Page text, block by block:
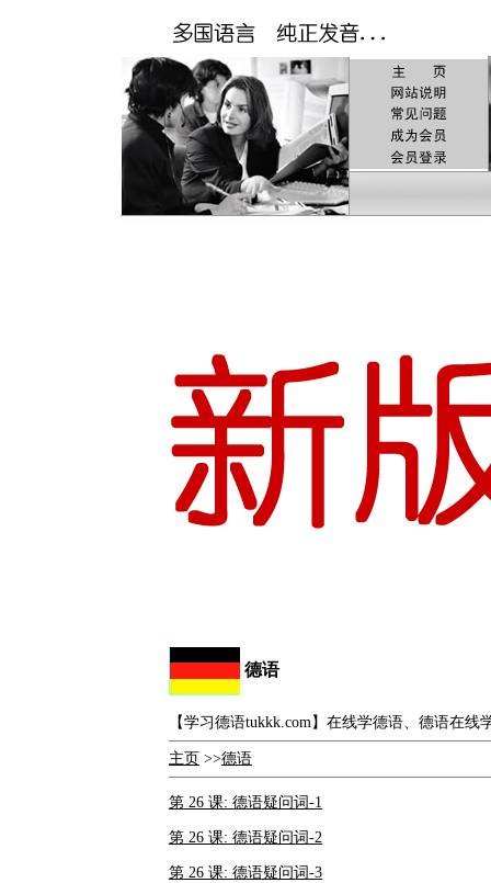
德语
【学习德语tukkk.com】在线学德语、德语在
主页 >>德语
第 26 课: 德语疑问词-1
第 26 课: 德语疑问词-2
第 26 课: 德语疑问词-3